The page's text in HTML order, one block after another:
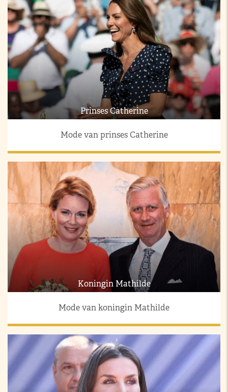
Prinses Catherine
Mode van prinses Catherine
Koningin Mathilde
Mode van koningin Mathilde